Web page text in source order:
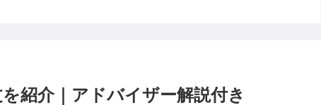
紹介｜アドバイザー解説付き